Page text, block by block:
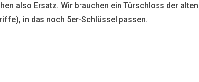
also Ersatz. Wir brauchen ein Türschloss der
in das noch 5er-Schlüssel passen.